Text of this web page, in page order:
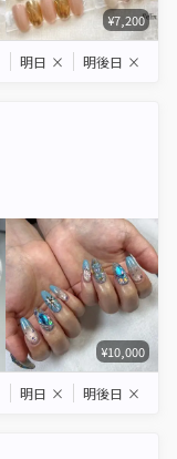
¥7,200
明日 × 明後日 ×
¥10,000
明日 × 明後日 ×